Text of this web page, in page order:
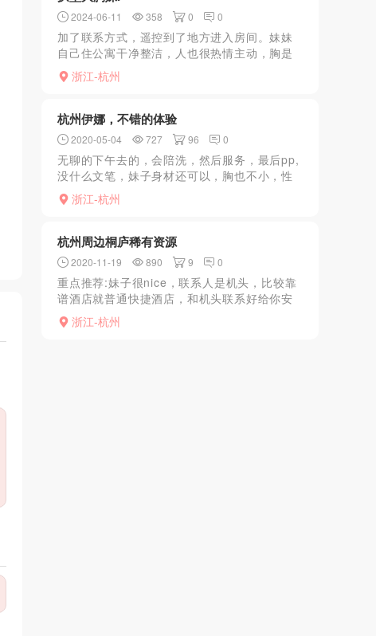
2024-06-11 358 0 0
加了联系方式，遥控到了地方进入房间。妹妹
自己住公寓干净整洁，人也很热情主动，胸是
真大目测有G，还帮忙我脱衣服，洗澡时候蹲下
来口一会了，视觉欲望一下子升级，擦干到了
浙江-杭州
杭州伊娜，不错的体验
2020-05-04 727 96 0
无聊的下午去的，会陪洗，然后服务，最后pp,
没什么文笔，妹子身材还可以，胸也不小，性
格也不错………其他的感觉没什么的，想去的
可以自己看看吧
浙江-杭州
杭州周边桐庐稀有资源
2020-11-19 890 9 0
重点推荐:妹子很nice，联系人是机头，比较靠
谱酒店就普通快捷酒店，和机头联系好给你安
排房间 直接过去就行，这个妹子比较年轻 全套
服务都有
浙江-杭州